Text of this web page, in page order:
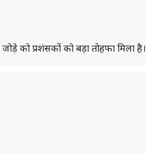
को प्रशंसकों को बड़ा तोहफा मिला है।